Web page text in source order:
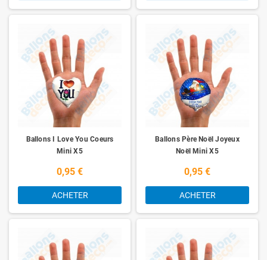
Ballons I Love You Coeurs
Mini X5
0,95 €
ACHETER
Ballons Père Noël Joyeux
Noël Mini X5
0,95 €
ACHETER